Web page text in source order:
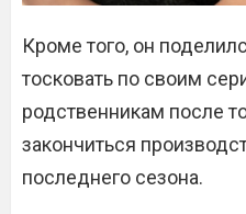
Кроме того, он
тосковать по своим
родственникам после
закончиться
последнего сезона.